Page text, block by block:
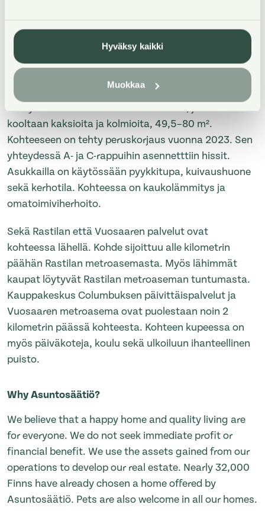
Hyväksy kaikki
Muokkaa
Property Introduction
Meri-Rastilantie 11 on kolmesta asuinrakennuksesta
koostuva kerrostalokohde Helsingin Vuosaaressa.
kooltaan kaksioita ja kolmioita, 49,5–80 m².
Kohteeseen on tehty peruskorjaus vuonna 2023. Sen
yhteydessä A- ja C-rappuihin asennetttiin hissit.
Asukkailla on käytössään pyykkitupa, kuivaushuone
sekä kerhotila. Kohteessa on kaukolämmitys ja
omatoimiviherhoito.
Sekä Rastilan että Vuosaaren palvelut ovat
kohteessa lähellä. Kohde sijoittuu alle kilometrin
päähän Rastilan metroasemasta. Myös lähimmät
kaupat löytyvät Rastilan metroaseman tuntumasta.
Kauppakeskus Columbuksen päivittäispalvelut ja
Vuosaaren metroasema ovat puolestaan noin 2
kilometrin päässä kohteesta. Kohteen kupeessa on
myös päiväkoteja, koulu sekä ulkoiluun ihanteellinen
puisto.
Why Asuntosäätiö?
We believe that a happy home and quality living are
for everyone. We do not seek immediate profit or
financial benefit. We use the assets gained from our
operations to develop our real estate. Nearly 32,000
Finns have already chosen a home offered by
Asuntosäätiö. Pets are also welcome in all our homes.